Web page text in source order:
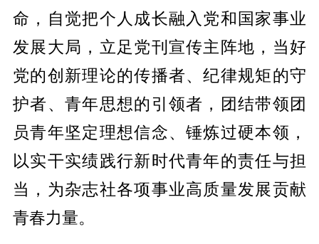
命，自觉把个人成长融入党和国家事业
发展大局，立足党刊宣传主阵地，当好
党的创新理论的传播者、纪律规矩的守
护者、青年思想的引领者，团结带领团
员青年坚定理想信念、锤炼过硬本领，
以实干实绩践行新时代青年的责任与担
当，为杂志社各项事业高质量发展贡献
青春力量。